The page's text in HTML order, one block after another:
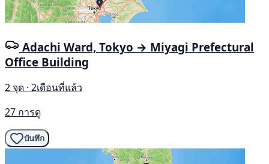
Adachi Ward, Tokyo → Miyagi Prefectural
Office Building
2 จุด · 2เดือนที่แล้ว
27 การดู
บันทึก